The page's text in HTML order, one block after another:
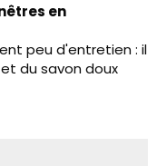
en
peu d'entretien : il
du savon doux